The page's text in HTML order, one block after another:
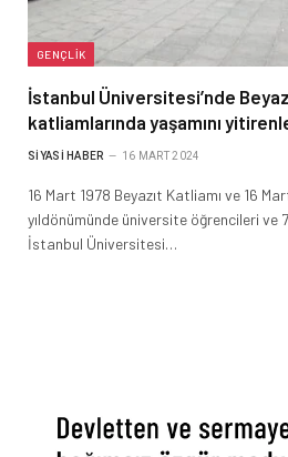
GENÇLIK
İstanbul Üniversitesi’nde
katliamlarında yaşamını
SIYASI HABER 16 MART 2024
16 Mart 1978 Beyazıt Katliamı ve 16
yıldönümünde üniversite öğrencileri ve
İstanbul Üniversitesi…